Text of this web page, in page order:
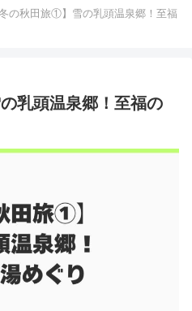
冬の秋田旅①】雪の乳頭温泉郷！至福
乳頭温泉郷！至福の